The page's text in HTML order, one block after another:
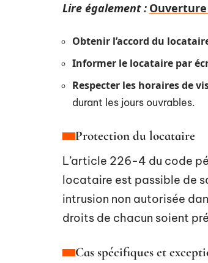
Lire également :
Obtenir l’accord du
Informer le locataire par
Respecter les horaires de
durant les jours ouvrables.
Protection du locataire
L’article 226-4 du code
locataire est passible de
intrusion non autorisée
droits de chacun soient
Cas spécifiques et